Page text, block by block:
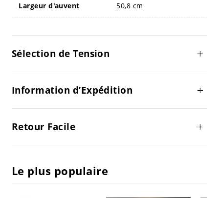
Largeur d'auvent 50,8 cm
Sélection de Tension
Information d’Expédition
Retour Facile
Le plus populaire